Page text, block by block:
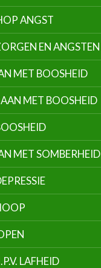
ANGST
EN ANGSTEN
MET BOOSHEID
MET BOOSHEID
MET SOMBERHEID
LAFHEID